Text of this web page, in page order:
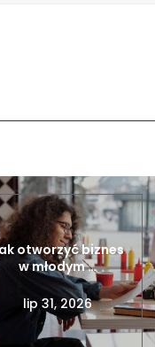
otworzyć biznes
w młodym …
lip 31, 2026